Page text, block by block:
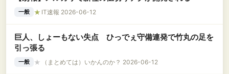
一般 ★ IT速報 2026-06-12
巨人、しょーもない失点 ひっでぇ守備連発で竹丸の足を
引っ張る
一般 ★ （まとめては）いかんのか？ 2026-06-12